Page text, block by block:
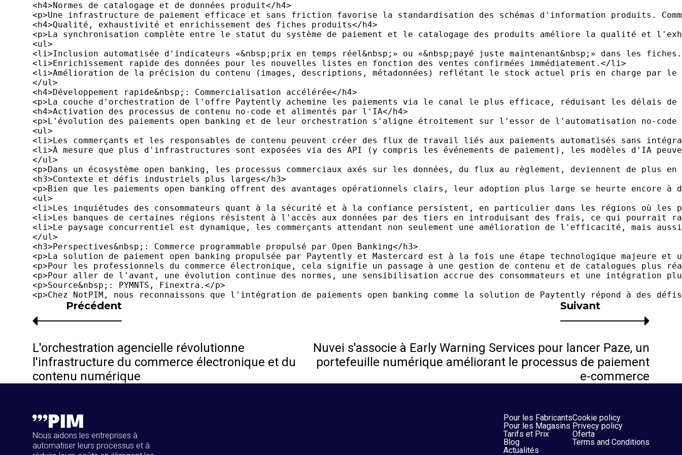
Suivant
Nuvei s'associe à Early Warning Services pour lancer Paze, un
portefeuille numérique améliorant le processus de paiement
e-commerce
Précédent
L'orchestration agencielle révolutionne
l'infrastructure du commerce électronique et du
contenu numérique
Nous aidons les entreprises à
automatiser leurs processus et à
Pour les Fabricants
Pour les Magasins
Tarifs et Prix
Blog
Actualités
Cookie policy
Privecy policy
Oferta
Terms and Conditions